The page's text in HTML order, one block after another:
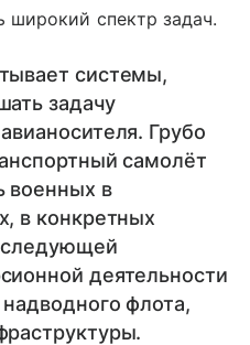
широкий спектр задач.
системы,
задачу
Грубо
самолёт
военных в
в конкретных
деятельности
флота,